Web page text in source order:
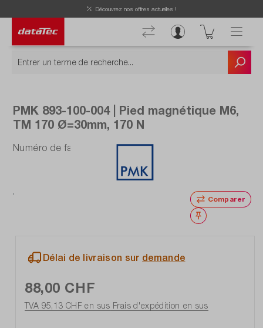
Découvrez nos offres actuelles !
PMK 893-100-004 | Pied magnétique M6,
TM 170 Ø=30mm, 170 N
Numéro de fabrication : 893-100-004
Comparer
Noter
Délai de livraison sur demande
88,00 CHF
TVA 95,13 CHF en sus Frais d'expédition en sus